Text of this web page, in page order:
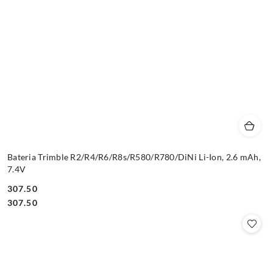
Bateria Trimble R2/R4/R6/R8s/R580/R780/DiNi Li-Ion, 2.6 mAh,
7.4V
Cena:
307.50
Cena:
307.50